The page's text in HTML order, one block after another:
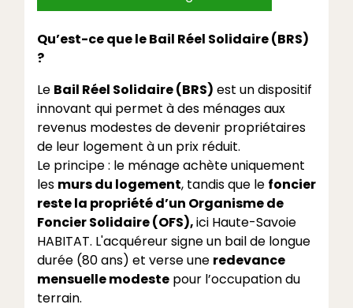
Qu’est-ce que le Bail Réel Solidaire (BRS)
?
Le Bail Réel Solidaire (BRS) est un dispositif
innovant qui permet à des ménages aux
revenus modestes de devenir propriétaires
de leur logement à un prix réduit.
Le principe : le ménage achète uniquement
les murs du logement, tandis que le foncier
reste la propriété d’un Organisme de
Foncier Solidaire (OFS),ici Haute-Savoie
HABITAT. L'acquéreur signe un bail de longue
durée (80 ans) et verse une redevance
mensuelle modeste pour l’occupation du
terrain.